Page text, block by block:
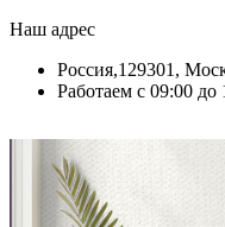
Наш адрес
Россия,129301,
Работаем с 09:00